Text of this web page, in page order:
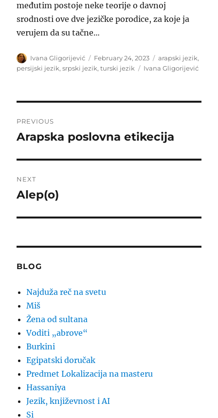
međutim postoje neke teorije o davnoj
srodnosti ove dve jezičke porodice, za koje ja
verujem da su tačne…
Author
Ivana Gligorijević
Posted
on
February 24, 2023 Categories
arapski jezik,
persijski jezik,srpski jezik,turski jezik Tags
Ivana Gligorijević
navigation
PREVIOUS
Previous
Arapska poslovna etikecija
NEXT
Next
Alep(o)
BLOG
Najduža reč na svetu
Miš
Žena od sultana
Voditi „abrove“
Burkini
Egipatski doručak
Predmet Lokalizacija na masteru
Hassaniya
Jezik, književnost i AI
Si